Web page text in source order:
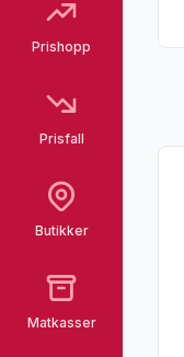
Prishopp
Prisfall
Butikker
Matkasser